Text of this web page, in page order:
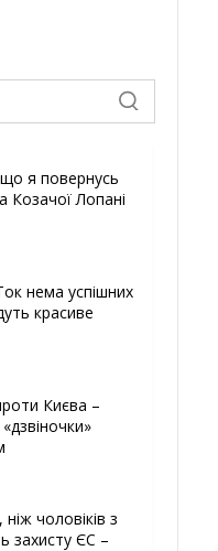
я повернусь
Козачої Лопані
нема успішних
красиве
Києва –
ніж чоловіків з
захисту ЄС –